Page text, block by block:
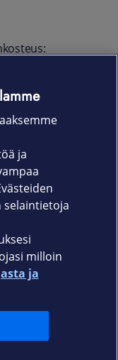
ja
selaintietoja
milloin
ja